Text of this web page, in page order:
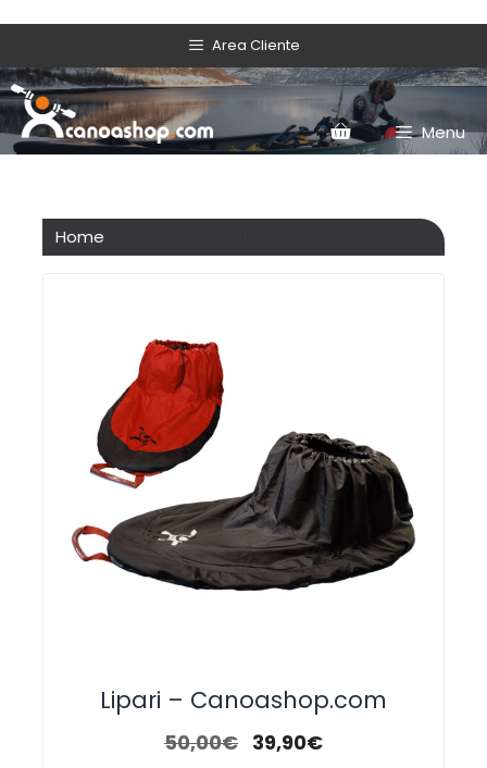
Area Cliente
Menu
Home
Lipari – Canoashop.com
50,00€ 39,90€